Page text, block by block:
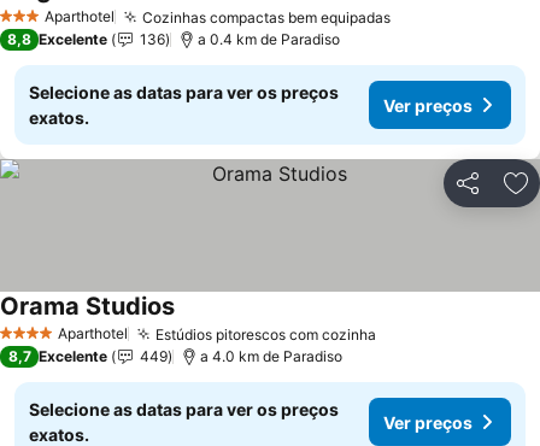
3 EstrelasAparthotel Cozinhas compactas bem equipadasVer preços
8,8 Excelente 136 a 0.4 km de Paradiso
Selecione as datas para ver os preços
exatos.
Ver preços
Partilhar
4 EstrelasAparthotel Estúdios pitorescos com cozinha
Orama StudiosVer preços
8,7 Excelente 449 a 4.0 km de Paradiso
Selecione as datas para ver os preços
exatos.
Ver preços